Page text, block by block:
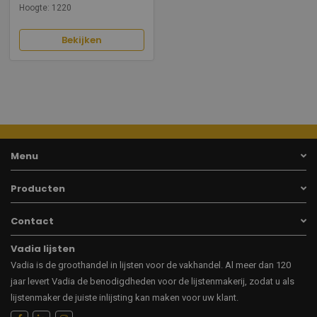
Hoogte: 1220
Bekijken
Menu
Producten
Contact
Vadia lijsten
Vadia is de groothandel in lijsten voor de vakhandel. Al meer dan 120
jaar levert Vadia de benodigdheden voor de lijstenmakerij, zodat u als
lijstenmaker de juiste inlijsting kan maken voor uw klant.